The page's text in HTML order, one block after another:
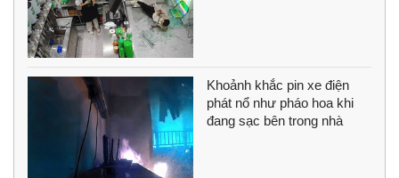
Khoảnh khắc pin xe điện
phát nổ như pháo hoa khi
đang sạc bên trong nhà